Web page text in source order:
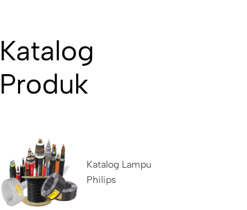
Katalog
Produk
Katalog Lampu
Philips